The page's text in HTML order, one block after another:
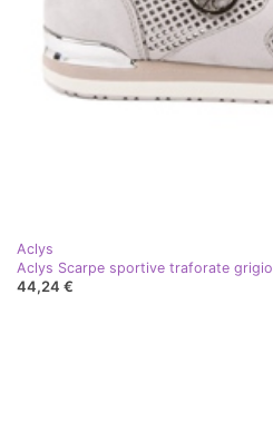
Aclys
Aclys Scarpe sportive traforate grigio
44,24 €